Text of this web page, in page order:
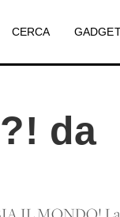
CERCA
da